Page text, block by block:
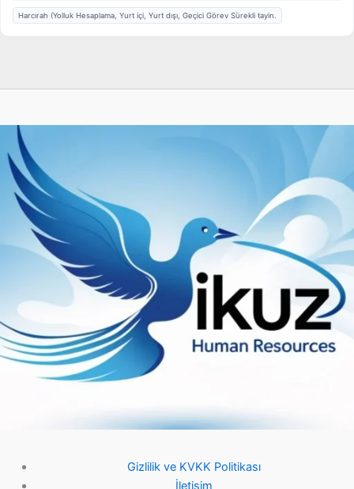
Harcırah (Yolluk Hesaplama, Yurt içi, Yurt dışı, Geçici Görev Sürekli tayin.
Gizlilik ve KVKK Politikası
İletişim